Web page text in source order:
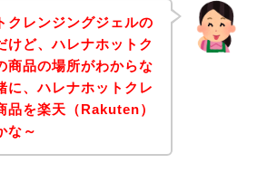
クレンジングジェルの
けど、ハレナホットク
商品の場所がわからな
に、ハレナホットクレ
品を楽天（Rakuten）
な～